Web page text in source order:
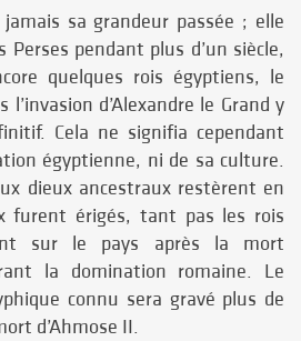
jamais sa grandeur passée ; elle
Perses pendant plus d’un siècle,
quelques rois égyptiens, le
d’Alexandre le Grand y
Cela ne signifia cependant
égyptienne, ni de sa culture.
dieux ancestraux restèrent en
furent érigés, tant pas les rois
sur le pays après la mort
la domination romaine. Le
connu sera gravé plus de
d’Ahmose II.